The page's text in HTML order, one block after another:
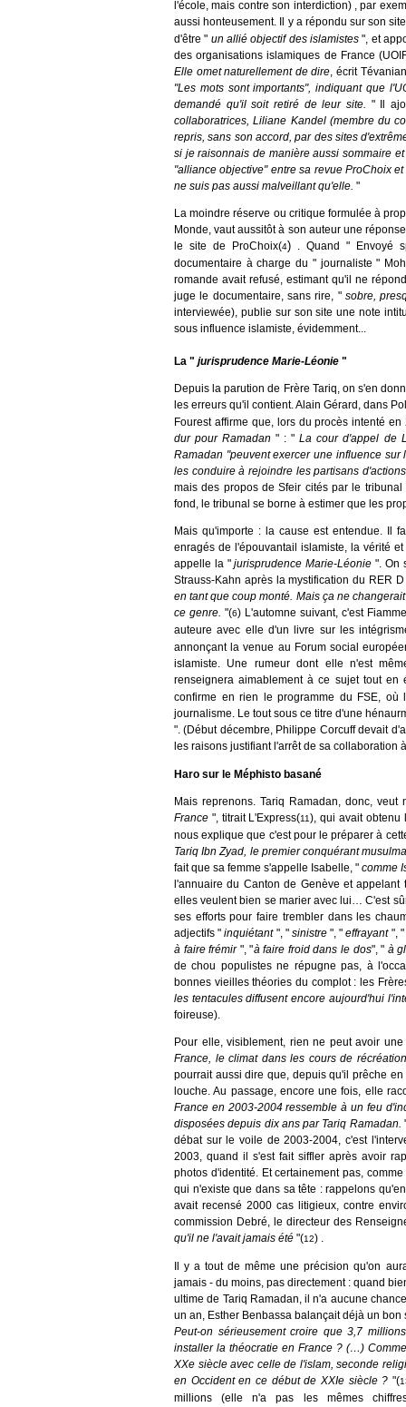
l'école, mais contre son interdiction) , par
aussi honteusement. Il y a répondu sur son
d'être " un allié objectif des islamistes", et
des organisations islamiques de France
Elle omet naturellement de dire, écrit
"Les mots sont importants", indiquant que
demandé qu'il soit retiré de leur site. " Il
collaboratrices, Liliane Kandel (membre du
repris, sans son accord, par des sites
si je raisonnais de manière aussi sommaire
"alliance objective" entre sa revue ProChoix
ne suis pas aussi malveillant qu'elle. "
La moindre réserve ou critique formulée à
Monde, vaut aussitôt à son auteur une
le site de ProChoix(4) . Quand " Envoyé
documentaire à charge du " journaliste "
romande avait refusé, estimant qu'il ne
juge le documentaire, sans rire, " sobre,
interviewée), publie sur son site une note
sous influence islamiste, évidemment...
La " jurisprudence Marie-Léonie "
Depuis la parution de Frère Tariq, on s'en
les erreurs qu'il contient. Alain Gérard, dans
Fourest affirme que, lors du procès intenté
dur pour Ramadan" : "La cour d'appel de
Ramadan "peuvent exercer une influence
les conduire à rejoindre les partisans
mais des propos de Sfeir cités par le
fond, le tribunal se borne à estimer que les
Mais qu'importe : la cause est entendue. Il
enragés de l'épouvantail islamiste, la vérité
appelle la "jurisprudence Marie-Léonie ". On
Strauss-Kahn après la mystification du RER
en tant que coup monté. Mais ça ne
ce genre. "(6) L'automne suivant, c'est
auteure avec elle d'un livre sur les
annonçant la venue au Forum social
islamiste. Une rumeur dont elle n'est
renseignera aimablement à ce sujet tout en
confirme en rien le programme du FSE,
journalisme. Le tout sous ce titre d'une
". (Début décembre, Philippe Corcuff devait
les raisons justifiant l'arrêt de sa collaboration
Haro sur le Méphisto basané
Mais reprenons. Tariq Ramadan, donc,
France ", titrait L'Express(11 ), qui avait
nous explique que c'est pour le préparer à
Tariq Ibn Zyad, le premier conquérant
fait que sa femme s'appelle Isabelle, " comme
l'annuaire du Canton de Genève et
elles veulent bien se marier avec lui… C'est
ses efforts pour faire trembler dans les
adjectifs "inquiétant ", "sinistre", "effrayant",
à faire frémir", "à faire froid dans le dos", " à
de chou populistes ne répugne pas, à
bonnes vieilles théories du complot : les
les tentacules diffusent encore aujourd'hui
foireuse).
Pour elle, visiblement, rien ne peut avoir
France, le climat dans les cours de
pourrait aussi dire que, depuis qu'il prêche
louche. Au passage, encore une fois, elle
France en 2003-2004 ressemble à un feu
disposées depuis dix ans par Tariq Ramadan.
débat sur le voile de 2003-2004, c'est
2003, quand il s'est fait siffler après avoir
photos d'identité. Et certainement pas,
qui n'existe que dans sa tête : rappelons
avait recensé 2000 cas litigieux, contre
commission Debré, le directeur des
qu'il ne l'avait jamais été "(12) .
Il y a tout de même une précision qu'on
jamais - du moins, pas directement : quand
ultime de Tariq Ramadan, il n'a aucune
un an, Esther Benbassa balançait déjà un
Peut-on sérieusement croire que 3,7
installer la théocratie en France ? (…)
XXe siècle avec celle de l'islam, seconde
en Occident en ce début de XXIe siècle ? "(
millions (elle n'a pas les mêmes